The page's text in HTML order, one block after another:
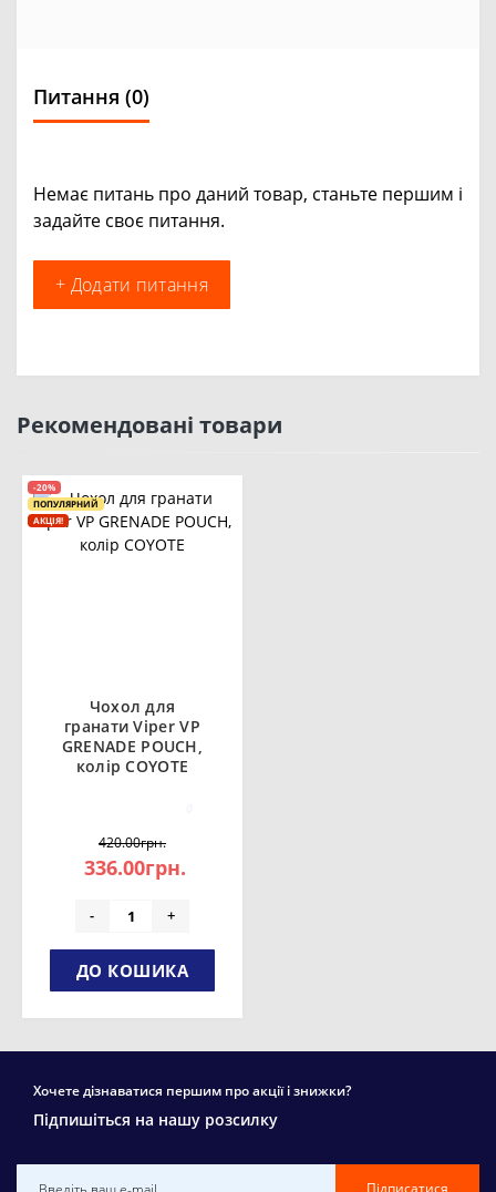
Питання (0)
Немає питань про даний товар, станьте першим і
задайте своє питання.
+ Додати питання
Рекомендовані товари
-20%
ПОПУЛЯРНИЙ
АКЦІЯ!
Чохол для
гранати Viper VP
GRENADE POUCH,
колір COYOTE
420.00грн.
336.00грн.
- +
ДО КОШИКА
Хочете дізнаватися першим про акції і знижки?
Підпишіться на нашу розсилку